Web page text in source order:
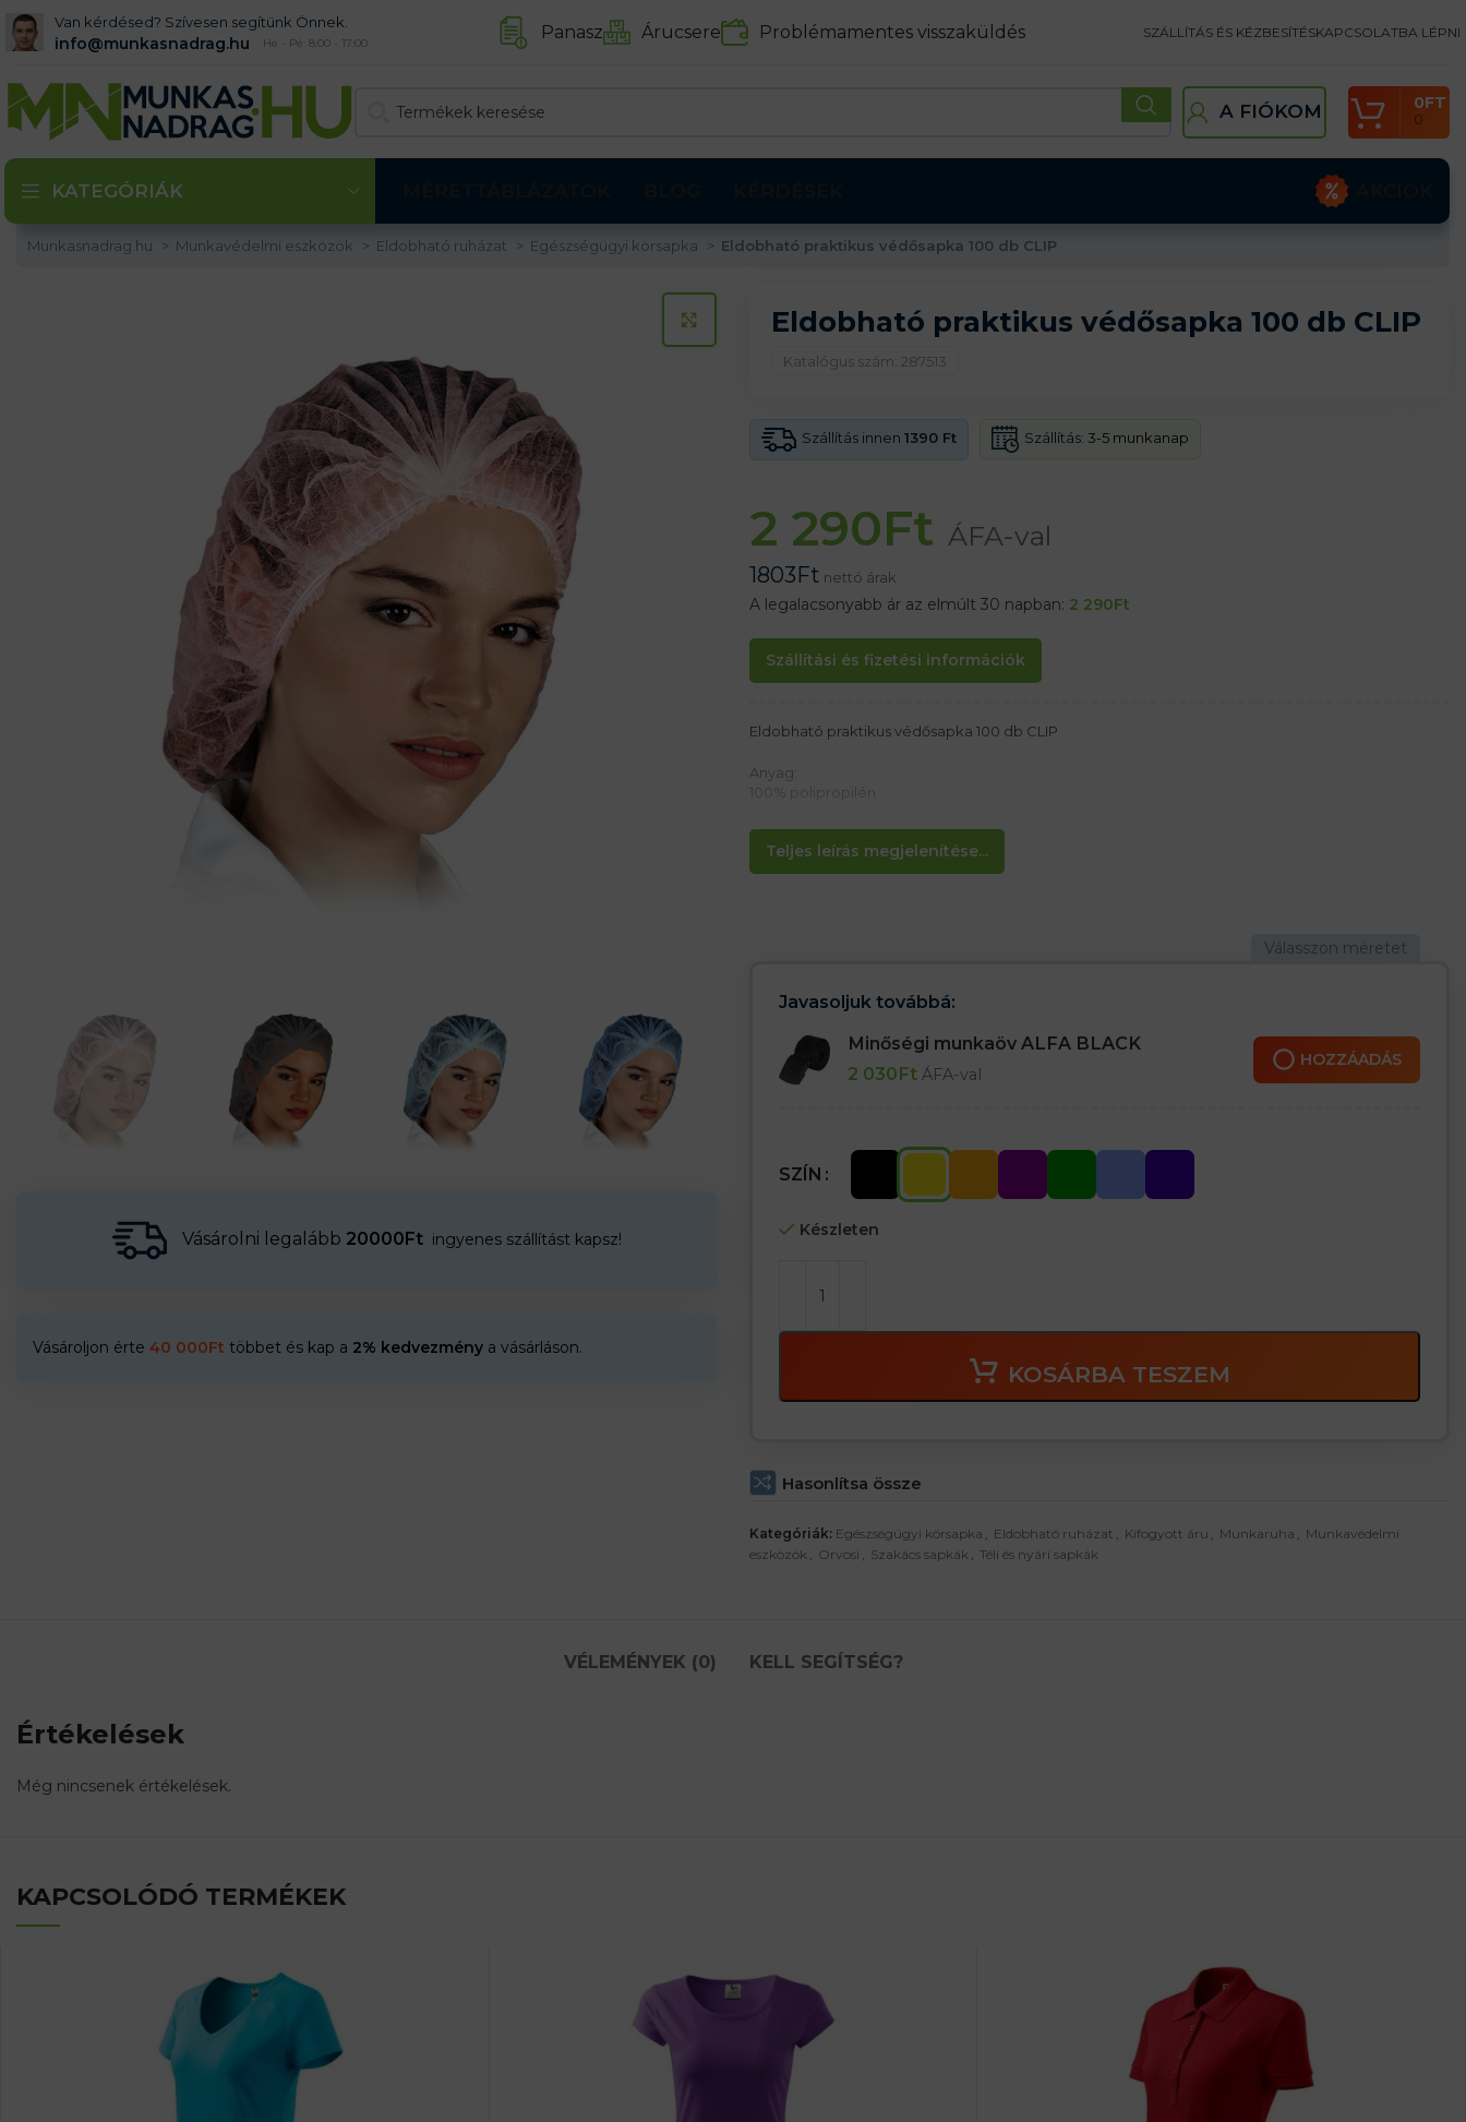
Van kérdésed? Szívesen segítünk Önnek.
info@munkasnadrag.hu Hé - Pé: 8:00 - 17:00 Panasz Árucsere Problémamentes visszaküldés SZÁLLÍTÁS ÉS KÉZBESÍTÉSKAPCSOLATBA LÉPNI
A FIÓKOM 0
0FT
KATEGÓRIÁK
Munkasnadrag.hu Munkavédelmi eszközök Eldobható ruházat Egészségügyi körsapka Eldobható praktikus védősapka 100 db CLIP
KATTINTS A KINAGYÍTÁSHOZ
Vásárolni legalább 20000Ft ingyenes szállítást kapsz!
Vásároljon érte 40 000Ft többet és kap a 2% kedvezmény a vásárláson.
Eldobható praktikus védősapka 100 db CLIP
Katalógus szám: 287513
Szállítás innen 1390 Ft Szállítás: 3-5 munkanap
2 290Ft ÁFA-val
1803Ft nettó árak
A legalacsonyabb ár az elmúlt 30 napban: 2 290Ft
Szállítási és fizetési információk
Teljes leírás megjelenítése...
Eldobható praktikus védősapka 100 db CLIP
Anyag:
100% polipropilén
Jellemzők:
– Súlya 10 g/m²
– Sapka rugalmas szalaggal
Javasoljuk továbbá:
Minőségi munkaöv ALFA BLACK
2 030Ft ÁFA-val
HOZZÁADÁS
SZÍN
Készleten
KOSÁRBA TESZEM
Hasonlítsa össze
Kategóriák: Egészségügyi körsapka , Eldobható ruházat , Kifogyott áru , Munkaruha , Munkavédelmi
eszközök , Orvosi , Szakács sapkák , Téli és nyári sapkák
VÉLEMÉNYEK (0) KELL SEGÍTSÉG?
Értékelések
Még nincsenek értékelések.
KAPCSOLÓDÓ TERMÉKEK